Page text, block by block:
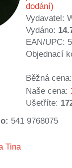
dodání)
Vydavatel:
Vydáno:
EAN/UPC:
Objednací
Běžná cena:
Naše cena:
Ušetříte:
541 9768075
Tina